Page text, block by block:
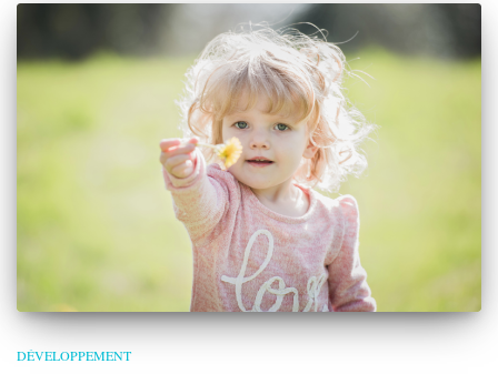
DÉVELOPPEMENT